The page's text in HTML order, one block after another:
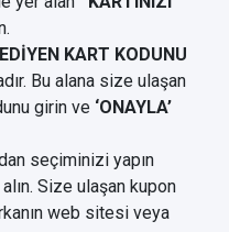
KART KODUNU
Bu alana size ulaşan
girin ve ‘ONAYLA’
seçiminizi yapın
Size ulaşan kupon
web sitesi veya